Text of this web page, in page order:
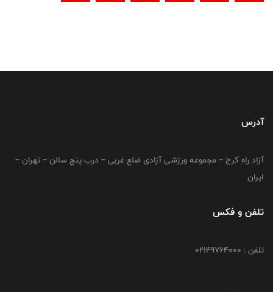
آدرس
آزاد راه کرج – مجموعه ورزشی آزادی ضلع غربی – درب پنج سالن – تهران –
ایران
تلفن و فکس
تلفن : 02149764000